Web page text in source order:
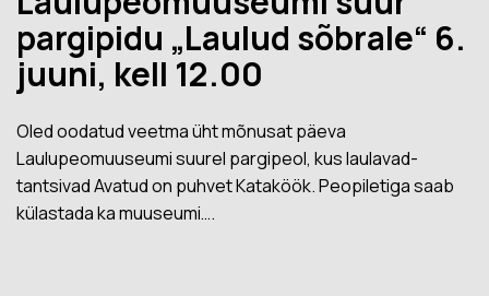
pargipidu „Laulud sõbrale“ 6.
juuni, kell 12.00
Oled oodatud veetma üht mõnusat päeva
Laulupeomuuseumi suurel pargipeol, kus laulavad-
tantsivad Avatud on puhvet Kataköök. Peopiletiga saab
külastada ka muuseumi….